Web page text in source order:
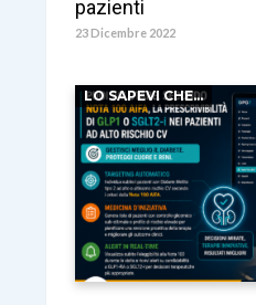
pazienti
23 Dicembre 2022
LO SAPEVI CHE...